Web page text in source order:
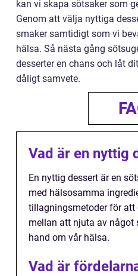
kan vi skapa sötsaker som
Genom att välja nyttiga
smaker samtidigt som vi
hälsa. Så nästa gång
desserter en chans och låt
dåligt samvete.
Vad är en nyttig
En nyttig dessert är en
med hälsosamma
tillagningsmetoder för att
mellan att njuta av något
hand om vår hälsa.
Vad är